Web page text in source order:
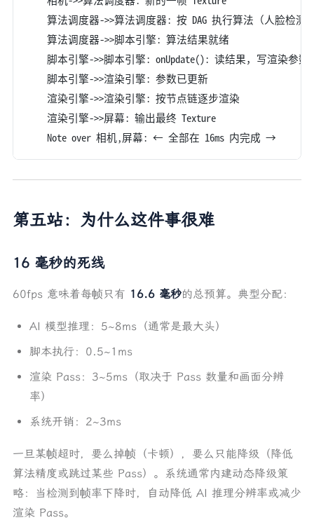
算法调度器->>算法调度器: 按 DAG 执行算法（人脸检
    算法调度器->>脚本引擎: 算法结果就绪
    脚本引擎->>脚本引擎: onUpdate(): 读结果，写渲染参数
    脚本引擎->>渲染引擎: 参数已更新
    渲染引擎->>渲染引擎: 按节点链逐步渲染
    渲染引擎->>屏幕: 输出最终 Texture
    Note over 相机,屏幕: ← 全部在 16ms 内完成 →
第五站：为什么这件事很难
16 毫秒的死线
60fps 意味着每帧只有 16.6 毫秒的总预算。典型分配：
AI 模型推理：5~8ms（通常是最大头）
脚本执行：0.5~1ms
渲染 Pass：3~5ms（取决于 Pass 数量和画面分辨
率）
系统开销：2~3ms
一旦某帧超时，要么掉帧（卡顿），要么只能降级（降低
算法精度或跳过某些 Pass）。系统通常内建动态降级策
略：当检测到帧率下降时，自动降低 AI 推理分辨率或减少
渲染 Pass。